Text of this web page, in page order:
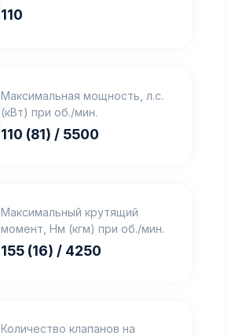
110
Максимальная мощность, л.с.
(кВт) при об./мин.
110 (81) / 5500
Максимальный крутящий
момент, Нм (кгм) при об./мин.
155 (16) / 4250
Количество клапанов на